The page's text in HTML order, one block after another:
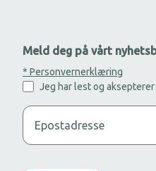
Meld deg på vårt
* Personvernerklæring
Jeg har lest og
Legg til din epost